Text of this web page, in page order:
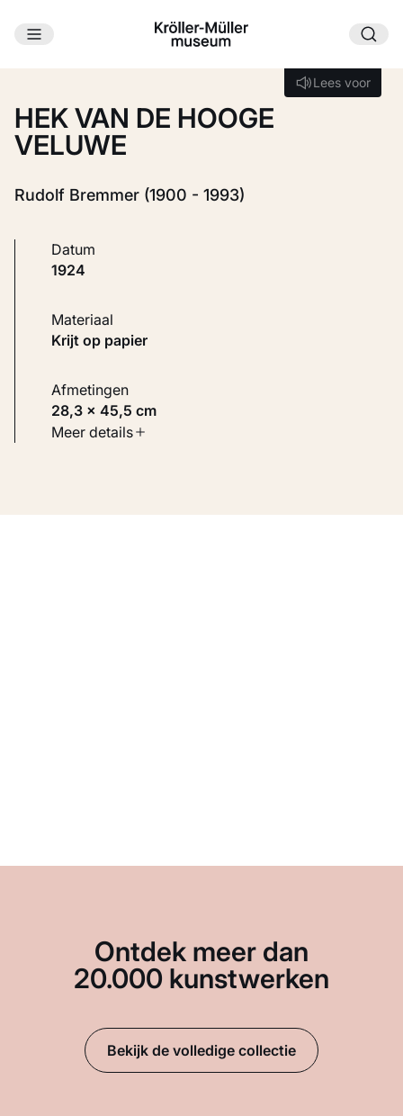
Ga naar hoofdinhoud
Lees voor
Lees voor
HEK VAN DE HOOGE
VELUWE
Rudolf Bremmer (1900 - 1993)
Datum
1924
Materiaal
Krijt op papier
Afmetingen
28,3 × 45,5 cm
Soort werk
Meer details
Ontdek meer dan
20.000 kunstwerken
Bekijk de volledige collectie